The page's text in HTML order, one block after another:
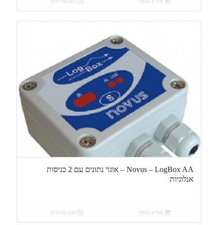
Novus – LogBox AA – אוגר נתונים עם 2 כניסות
אנלוגיות
מידע נוסף הצג פרטים